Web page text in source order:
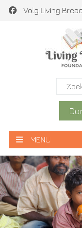
Volg Living
MENU